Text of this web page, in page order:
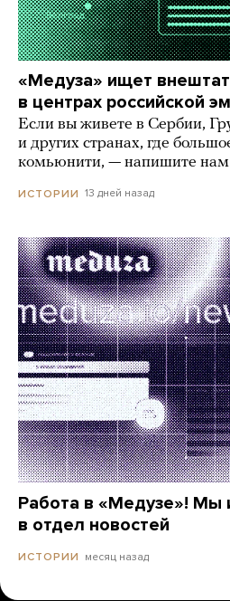
«Медуза» ищет
в центрах российской
Если вы живете в Сербии,
и других странах, где
комьюнити, — напишите
ИСТОРИИ 13 дней назад
Работа в «Медузе»! Мы
в отдел новостей
ИСТОРИИ месяц назад